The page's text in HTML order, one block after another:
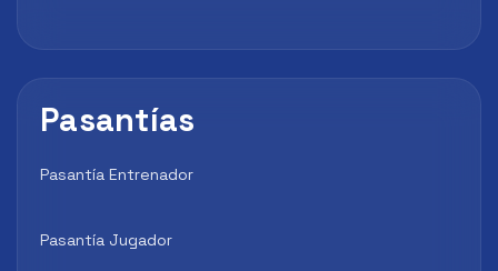
Pasantías
Pasantía Entrenador
Pasantía Jugador